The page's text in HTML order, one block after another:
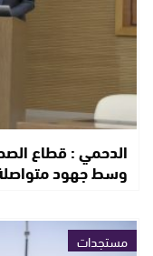
الدحمي : قطاع
وسط جهود
مستجدات